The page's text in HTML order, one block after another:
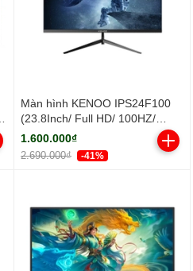
Màn hình KENOO IPS24F100
(23.8Inch/ Full HD/ 100HZ/
250cd/m2/ IPS)
1.600.000₫
2.690.000₫ -41%